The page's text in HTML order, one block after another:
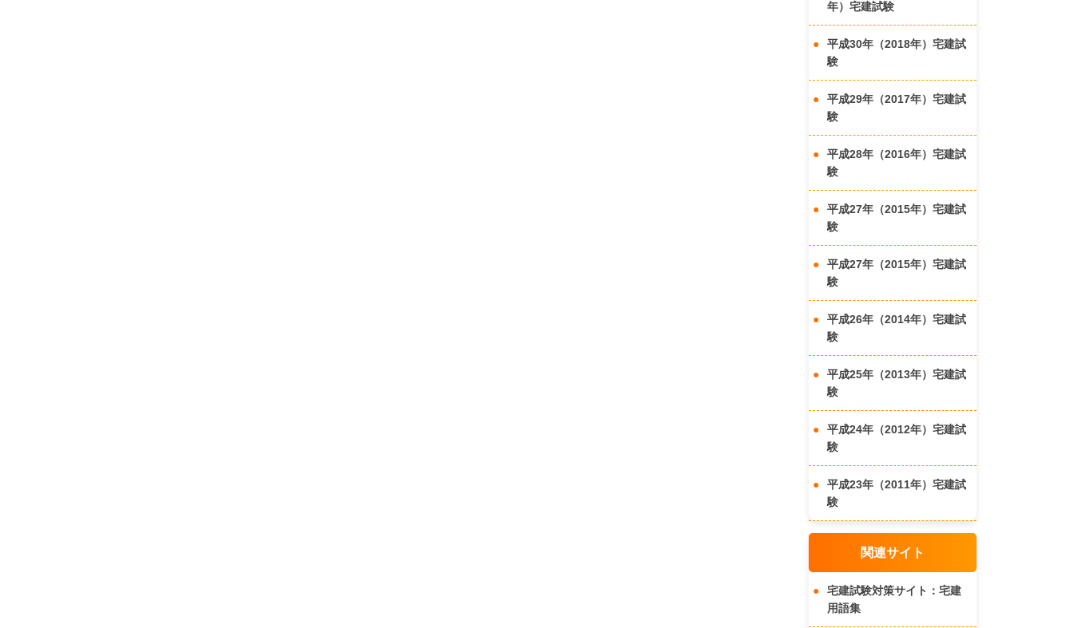
年）宅建試験
平成30年（2018年）宅建試
験
平成29年（2017年）宅建試
験
平成28年（2016年）宅建試
験
平成27年（2015年）宅建試
験
平成27年（2015年）宅建試
験
平成26年（2014年）宅建試
験
平成25年（2013年）宅建試
験
平成24年（2012年）宅建試
験
平成23年（2011年）宅建試
験
関連サイト
宅建試験対策サイト：宅建
用語集